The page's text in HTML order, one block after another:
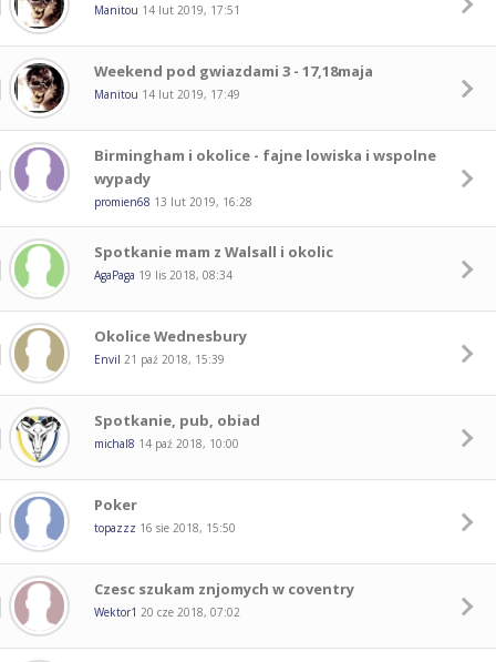
Manitou 14 lut 2019, 17:51
Weekend pod gwiazdami 3 - 17,18maja
Manitou 14 lut 2019, 17:49
Birmingham i okolice - fajne lowiska i wspolne
wypady
promien68 13 lut 2019, 16:28
Spotkanie mam z Walsall i okolic
AgaPaga 19 lis 2018, 08:34
Okolice Wednesbury
Envil 21 paź 2018, 15:39
Spotkanie, pub, obiad
michal8 14 paź 2018, 10:00
Poker
topazzz 16 sie 2018, 15:50
Czesc szukam znjomych w coventry
Wektor1 20 cze 2018, 07:02